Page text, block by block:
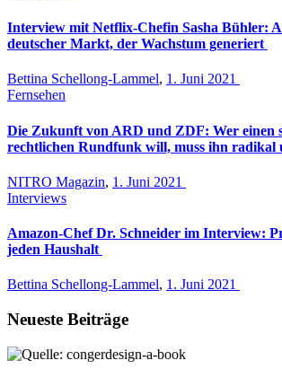
Interview mit Netflix-Chefin Sasha Bühler:
deutscher Markt, der Wachstum generiert
Bettina Schellong-Lammel, 1. Juni 2021
Fernsehen
Die Zukunft von ARD und ZDF: Wer einen
rechtlichen Rundfunk will, muss ihn radikal
NITRO Magazin, 1. Juni 2021
Interviews
Amazon-Chef Dr. Schneider im Interview:
jeden Haushalt
Bettina Schellong-Lammel, 1. Juni 2021
Neueste Beiträge